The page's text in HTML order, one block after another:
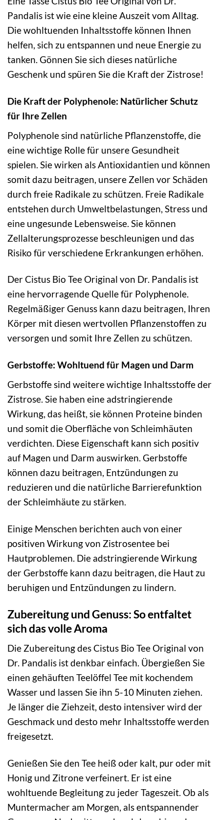
Pandalis ist wie eine kleine Auszeit vom Alltag.
Die wohltuenden Inhaltsstoffe können Ihnen
helfen, sich zu entspannen und neue Energie zu
tanken. Gönnen Sie sich dieses natürliche
Geschenk und spüren Sie die Kraft der Zistrose!
Die Kraft der Polyphenole: Natürlicher Schutz
für Ihre Zellen
Polyphenole sind natürliche Pflanzenstoffe, die
eine wichtige Rolle für unsere Gesundheit
spielen. Sie wirken als Antioxidantien und können
somit dazu beitragen, unsere Zellen vor Schäden
durch freie Radikale zu schützen. Freie Radikale
entstehen durch Umweltbelastungen, Stress und
eine ungesunde Lebensweise. Sie können
Zellalterungsprozesse beschleunigen und das
Risiko für verschiedene Erkrankungen erhöhen.
Der Cistus Bio Tee Original von Dr. Pandalis ist
eine hervorragende Quelle für Polyphenole.
Regelmäßiger Genuss kann dazu beitragen, Ihren
Körper mit diesen wertvollen Pflanzenstoffen zu
versorgen und somit Ihre Zellen zu schützen.
Gerbstoffe: Wohltuend für Magen und Darm
Gerbstoffe sind weitere wichtige Inhaltsstoffe der
Zistrose. Sie haben eine adstringierende
Wirkung, das heißt, sie können Proteine binden
und somit die Oberfläche von Schleimhäuten
verdichten. Diese Eigenschaft kann sich positiv
auf Magen und Darm auswirken. Gerbstoffe
können dazu beitragen, Entzündungen zu
reduzieren und die natürliche Barrierefunktion
der Schleimhäute zu stärken.
Einige Menschen berichten auch von einer
positiven Wirkung von Zistrosentee bei
Hautproblemen. Die adstringierende Wirkung
der Gerbstoffe kann dazu beitragen, die Haut zu
beruhigen und Entzündungen zu lindern.
Zubereitung und Genuss: So entfaltet
sich das volle Aroma
Die Zubereitung des Cistus Bio Tee Original von
Dr. Pandalis ist denkbar einfach. Übergießen Sie
einen gehäuften Teelöffel Tee mit kochendem
Wasser und lassen Sie ihn 5-10 Minuten ziehen.
Je länger die Ziehzeit, desto intensiver wird der
Geschmack und desto mehr Inhaltsstoffe werden
freigesetzt.
Genießen Sie den Tee heiß oder kalt, pur oder mit
Honig und Zitrone verfeinert. Er ist eine
wohltuende Begleitung zu jeder Tageszeit. Ob als
Muntermacher am Morgen, als entspannender